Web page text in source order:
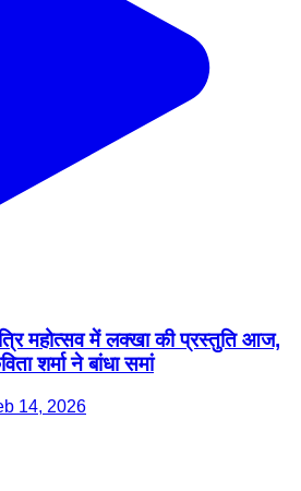
महोत्सव में लक्खा की प्रस्तुति आज,
शर्मा ने बांधा समां
14, 2026